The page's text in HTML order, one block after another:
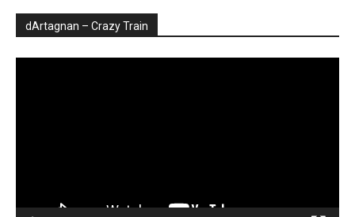
dArtagnan – Crazy Train